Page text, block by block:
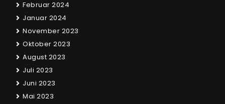
Februar 2024
Januar 2024
November 2023
Oktober 2023
August 2023
Juli 2023
Juni 2023
Mai 2023